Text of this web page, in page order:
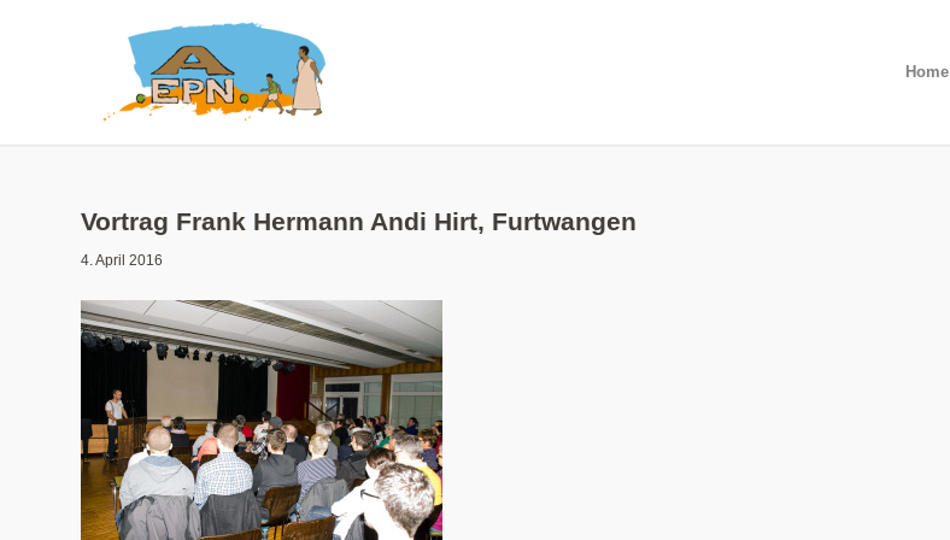
Home
Vortrag Frank Hermann Andi Hirt, Furtwangen
4. April 2016